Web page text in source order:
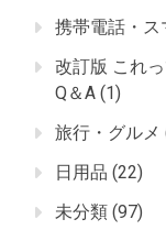
携帯電話・ス
改訂版 これ
Q＆A (1)
旅行・グルメ
日用品 (22)
未分類 (97)